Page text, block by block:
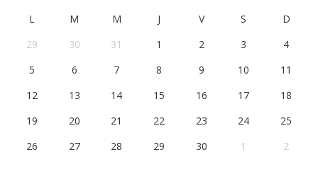
L M M J V S
D
29
30 31 1 2 3
4
5
6 7 8 9 10
11
12
13 14 15 16 17
18
19
20 21 22 23 24
25
26
27 28 29 30 1 2